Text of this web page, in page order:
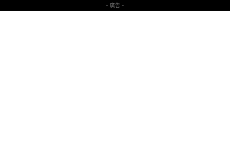
- 廣告 -